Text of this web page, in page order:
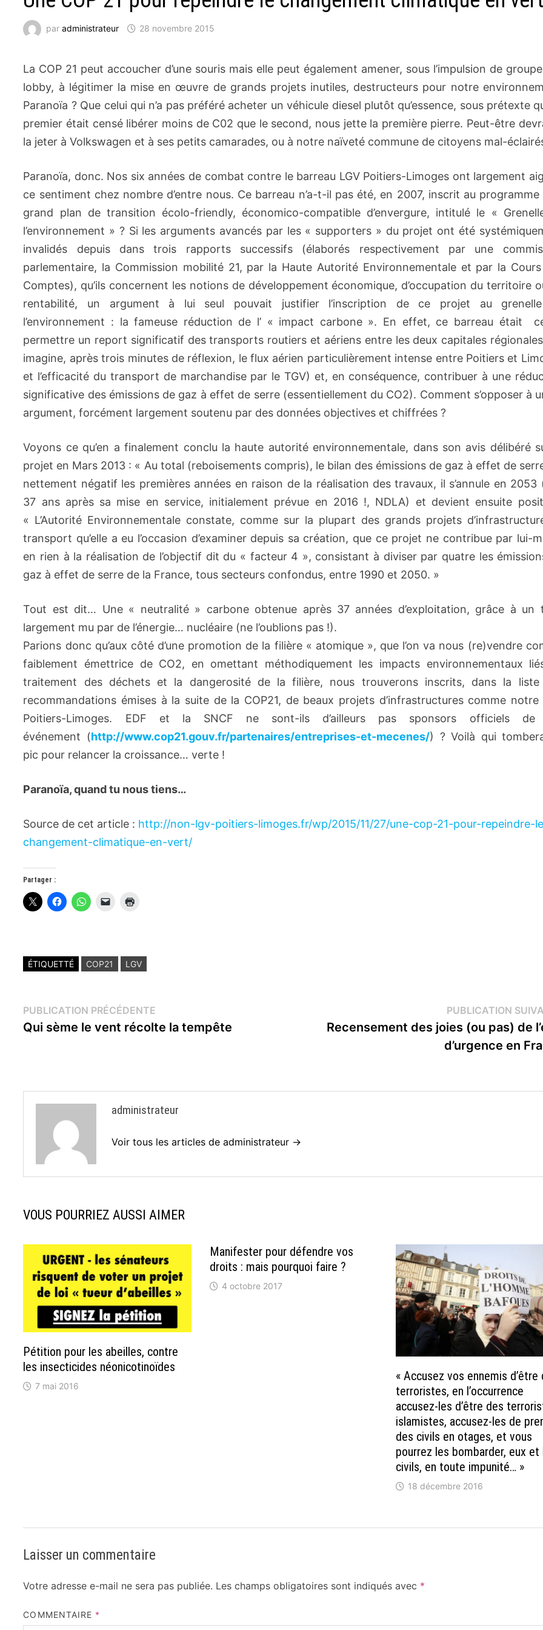
paradministrateur 28 novembre 2015
La COP 21 peut accoucher d’une souris mais elle peut également amener, sous l’impulsion de
lobby, à légitimer la mise en œuvre de grands projets inutiles, destructeurs pour notre
Paranoïa ? Que celui qui n’a pas préféré acheter un véhicule diesel plutôt qu’essence, sous prétexte
premier était censé libérer moins de C02 que le second, nous jette la première pierre. Peut-être
la jeter à Volkswagen et à ses petits camarades, ou à notre naïveté commune de citoyens mal-
Paranoïa, donc. Nos six années de combat contre le barreau LGV Poitiers-Limoges ont largement
ce sentiment chez nombre d’entre nous. Ce barreau n’a-t-il pas été, en 2007, inscrit au programme
grand plan de transition écolo-friendly, économico-compatible d’envergure, intitulé le «
l’environnement » ? Si les arguments avancés par les « supporters » du projet ont été
invalidés depuis dans trois rapports successifs (élaborés respectivement par une
parlementaire, la Commission mobilité 21, par la Haute Autorité Environnementale et par la
Comptes), qu’ils concernent les notions de développement économique, d’occupation du territoire
rentabilité, un argument à lui seul pouvait justifier l’inscription de ce projet au
l’environnement : la fameuse réduction de l’ « impact carbone ». En effet, ce barreau était
permettre un report significatif des transports routiers et aériens entre les deux capitales
imagine, après trois minutes de réflexion, le flux aérien particulièrement intense entre Poitiers et
et l’efficacité du transport de marchandise par le TGV) et, en conséquence, contribuer à une
significative des émissions de gaz à effet de serre (essentiellement du CO2). Comment s’opposer à
argument, forcément largement soutenu par des données objectives et chiffrées ?
Voyons ce qu’en a finalement conclu la haute autorité environnementale, dans son avis délibéré
projet en Mars 2013 : « Au total (reboisements compris), le bilan des émissions de gaz à effet de
nettement négatif les premières années en raison de la réalisation des travaux, il s’annule en 2053
37 ans après sa mise en service, initialement prévue en 2016 !, NDLA) et devient ensuite
« L’Autorité Environnementale constate, comme sur la plupart des grands projets
transport qu’elle a eu l’occasion d’examiner depuis sa création, que ce projet ne contribue par lui-
en rien à la réalisation de l’objectif dit du « facteur 4 », consistant à diviser par quatre les
gaz à effet de serre de la France, tous secteurs confondus, entre 1990 et 2050. »
Tout est dit… Une « neutralité » carbone obtenue après 37 années d’exploitation, grâce à un
largement mu par de l’énergie… nucléaire (ne l’oublions pas !).
Parions donc qu’aux côté d’une promotion de la filière « atomique », que l’on va nous (re)vendre
faiblement émettrice de CO2, en omettant méthodiquement les impacts environnementaux
traitement des déchets et la dangerosité de la filière, nous trouverons inscrits, dans la liste
recommandations émises à la suite de la COP21, de beaux projets d’infrastructures comme notre
Poitiers-Limoges. EDF et la SNCF ne sont-ils d’ailleurs pas sponsors officiels de
événement (http://www.cop21.gouv.fr/partenaires/entreprises-et-mecenes/) ? Voilà qui
pic pour relancer la croissance… verte !
Paranoïa, quand tu nous tiens…
Source de cet article : http://non-lgv-poitiers-limoges.fr/wp/2015/11/27/une-cop-21-pour-repeindre-
changement-climatique-en-vert/
Partager :
ÉTIQUETTÉ COP21 LGV
Navigation
de
PUBLICATION PRÉCÉDENTE
précédente :
Qui sème le vent récolte la tempête
PUBLICATION
Recensement des joies (ou pas) de
d’urgence en
administrateur
Voir tous les articles de administrateur →
VOUS POURRIEZ AUSSI AIMER
Pétition pour les abeilles, contre
les insecticides néonicotinoïdes
7 mai 2016
Manifester pour défendre vos
droits : mais pourquoi faire ?
4 octobre 2017
« Accusez vos ennemis d’être
terroristes, en l’occurrence
accusez-les d’être des
islamistes, accusez-les de
des civils en otages, et vous
pourrez les bombarder, eux et
civils, en toute impunité… »
18 décembre 2016
Laisser un commentaire
Votre adresse e-mail ne sera pas publiée. Les champs obligatoires sont indiqués avec *
COMMENTAIRE *